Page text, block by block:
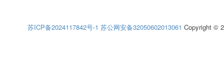
苏ICP备2024117842号-1 苏公网安备32050602013061 Copyright ©